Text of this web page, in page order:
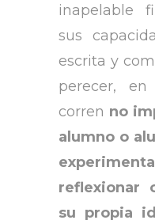
inapelable
sus
escrita y
perecer,
corren no
alumno o
reflexionar
su propia